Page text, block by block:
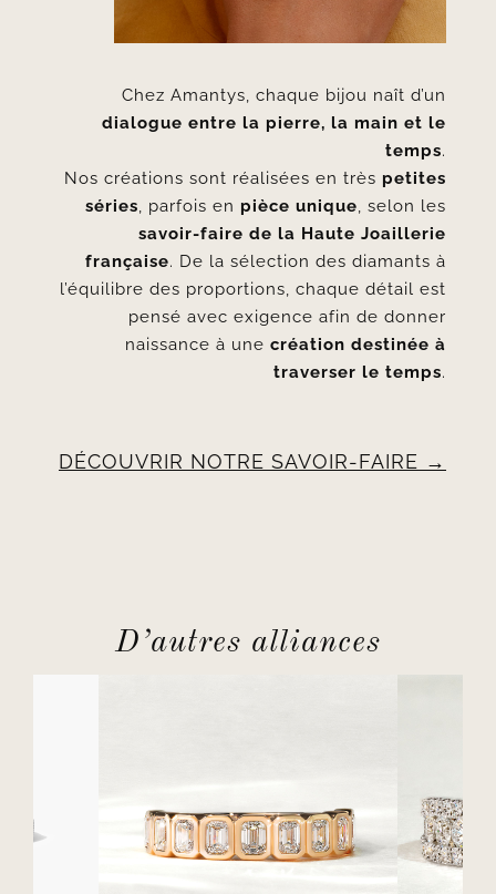
Chez Amantys, chaque bijou naît d’un
dialogue entre la pierre, la main et le
temps.
Nos créations sont réalisées en très petites
séries, parfois en pièce unique, selon les
savoir-faire de la Haute Joaillerie
française. De la sélection des diamants à
l’équilibre des proportions, chaque détail est
pensé avec exigence afin de donner
naissance à unecréation destinée à
traverser le temps.
DÉCOUVRIR NOTRE SAVOIR-FAIRE
D’autres alliances